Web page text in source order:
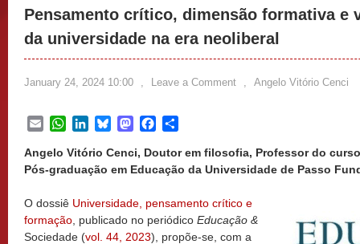
Pensamento crítico, dimensão formativa e
da universidade na era neoliberal
January 24, 2024 10:00 , Leave a Comment , Angelo Vitório Cenci
EmailWhatsApp
LinkedInBlueskyMastodonFacebook
Angelo Vitório Cenci, Doutor em filosofia, Professor do
Pós-graduação em Educação da Universidade de Passo
O dossiê Universidade, pensamento crítico e
formação , publicado no periódico Educação &
Sociedade (vol. 44, 2023), propõe-se, com a